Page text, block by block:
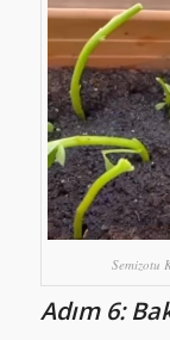
Semizotu
Adım 6: